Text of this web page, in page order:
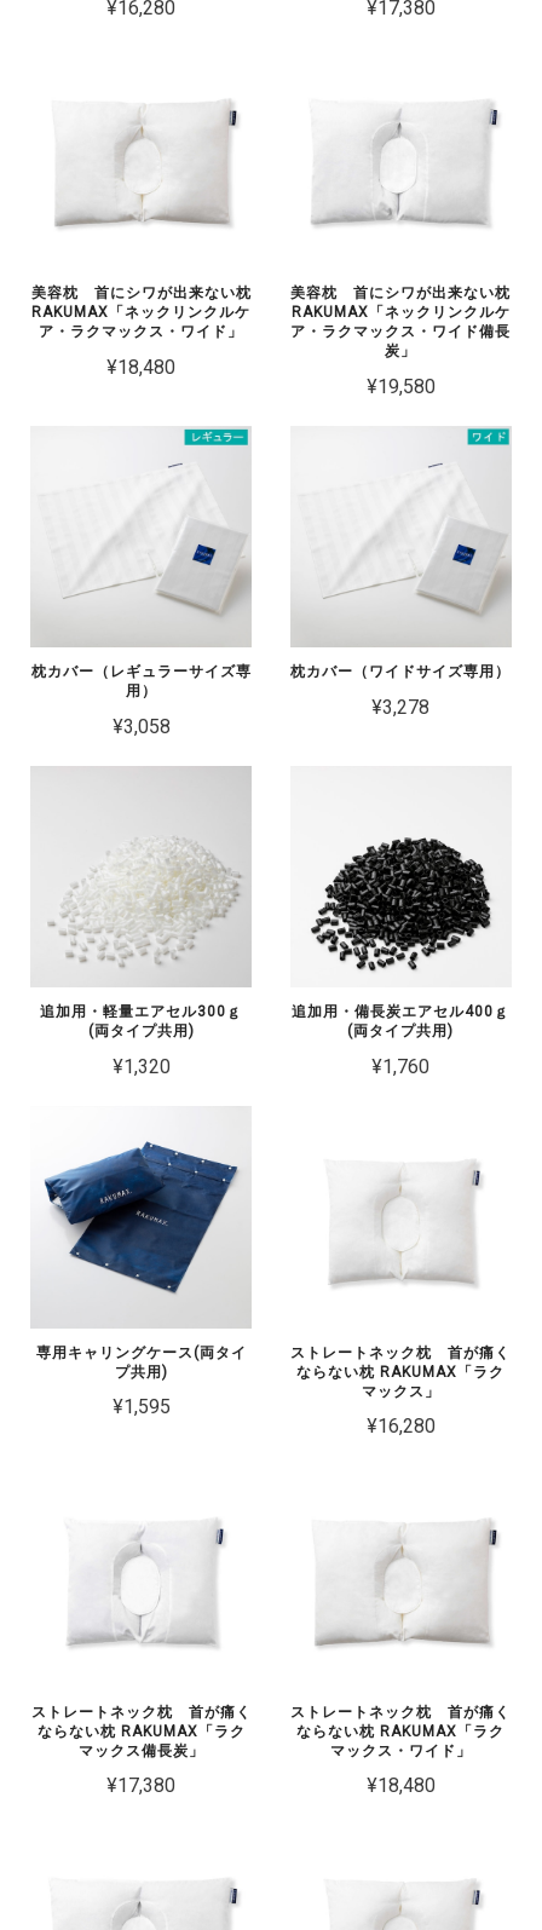
¥16,280 ¥17,380
美容枕 首にシワが出来ない枕
RAKUMAX「ネックリンクルケ
ア・ラクマックス・ワイド」
¥18,480
美容枕 首にシワが出来ない枕
RAKUMAX「ネックリンクルケ
ア・ラクマックス・ワイド備長
炭」
¥19,580
枕カバー（レギュラーサイズ専
用）
¥3,058
枕カバー（ワイドサイズ専用）
¥3,278
追加用・軽量エアセル300ｇ
(両タイプ共用)
¥1,320
追加用・備長炭エアセル400ｇ
(両タイプ共用)
¥1,760
専用キャリングケース(両タイ
プ共用)
¥1,595
ストレートネック枕 首が痛く
ならない枕 RAKUMAX「ラク
マックス」
¥16,280
ストレートネック枕 首が痛く
ならない枕 RAKUMAX「ラク
マックス備長炭」
¥17,380
ストレートネック枕 首が痛く
ならない枕 RAKUMAX「ラク
マックス・ワイド」
¥18,480